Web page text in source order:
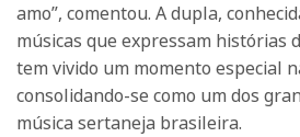
amo”, comentou. A dupla,
músicas que expressam histórias
tem vivido um momento especial
consolidando-se como um dos
música sertaneja brasileira.